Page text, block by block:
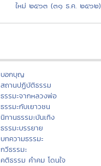
ใหม่ ๒๕๖๓ (๓๑ ธ.ค. ๒๕๖๒)
บอกบุญ
สถานปฏิบัติธรรม
ธรรมะจากหลวงพ่อ
ธรรมะกับเยาวชน
นิทานธรรมะบันเทิง
ธรรมะบรรยาย
บทความธรรมะ
กวีธรรมะ
คติธรรม คำคม โดนใจ